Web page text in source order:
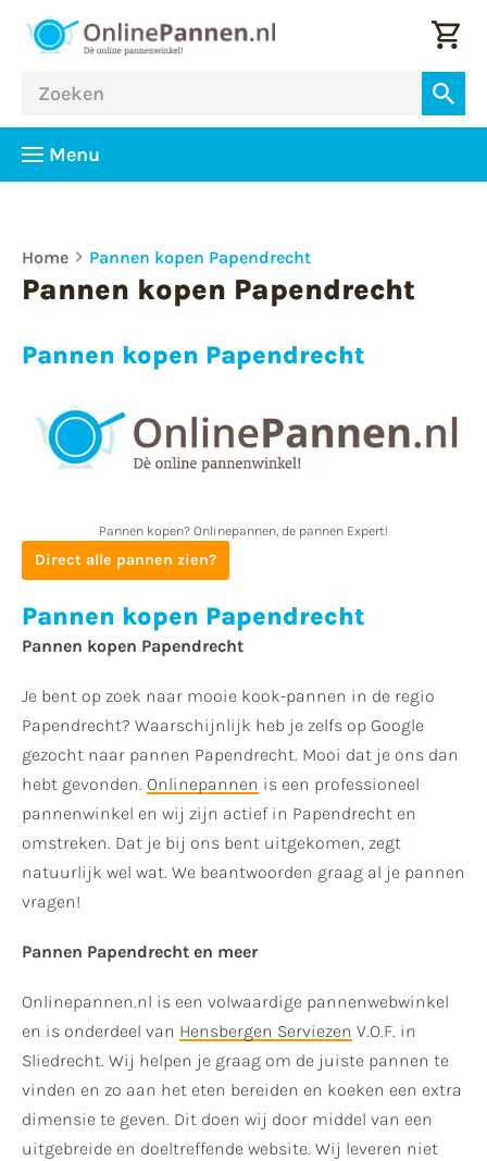
Menu
Home Pannen kopen Papendrecht
Pannen kopen Papendrecht
Pannen kopen Papendrecht
Pannen kopen? Onlinepannen, de pannen Expert!
Direct alle pannen zien?
Pannen kopen Papendrecht
Pannen kopen Papendrecht
Je bent op zoek naar mooie kook-pannen in de regio
Papendrecht? Waarschijnlijk heb je zelfs op Google
gezocht naar pannen Papendrecht. Mooi dat je ons dan
hebt gevonden. Onlinepannen is een professioneel
pannenwinkel en wij zijn actief in Papendrecht en
omstreken. Dat je bij ons bent uitgekomen, zegt
natuurlijk wel wat. We beantwoorden graag al je pannen
vragen!
Pannen Papendrecht en meer
Onlinepannen.nl is een volwaardige pannenwebwinkel
en is onderdeel van Hensbergen Serviezen V.O.F. in
Sliedrecht. Wij helpen je graag om de juiste pannen te
vinden en zo aan het eten bereiden en koeken een extra
dimensie te geven. Dit doen wij door middel van een
uitgebreide en doeltreffende website. Wij leveren niet